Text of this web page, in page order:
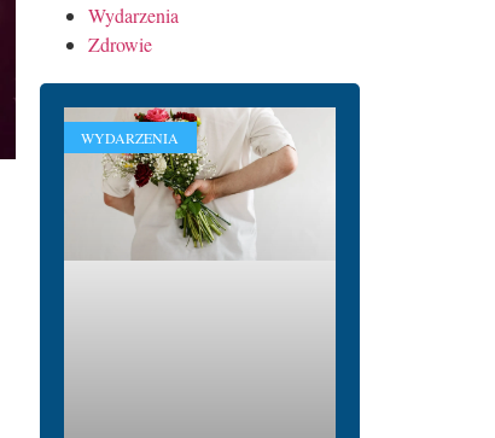
Wydarzenia
Zdrowie
WYDARZENIA